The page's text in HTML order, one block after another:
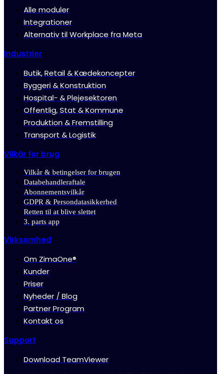
Alle moduler
Integrationer
Alternativ til Workplace fra Meta
Industrier
Butik, Retail & Kædekoncepter
Byggeri & Konstruktion
Hospital- & Plejesektoren
Offentlig, Stat & Kommune
Produktion & Fremstilling
Transport & Logistik
Vilkår for brug
Vilkår & betingelser for brugen
Databehandleraftale
Abonnementsvilkår
GDPR & Persondatasikkerhed
Retten til at blive slettet
3. parts app
Virksomhed
Om ZimaOne®
Kunder
Priser
Nyheder / Blog
Partner Program
Kontakt os
Support
Download TeamViewer